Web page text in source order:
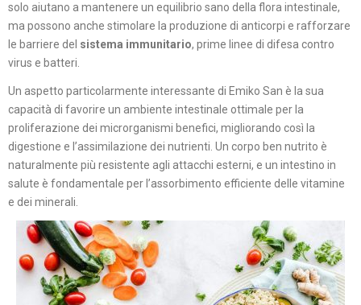
solo aiutano a mantenere un equilibrio sano della flora intestinale,
ma possono anche stimolare la produzione di anticorpi e rafforzare
le barriere del sistema immunitario, prime linee di difesa contro
virus e batteri.
Un aspetto particolarmente interessante di Emiko San è la sua
capacità di favorire un ambiente intestinale ottimale per la
proliferazione dei microrganismi benefici, migliorando così la
digestione e l’assimilazione dei nutrienti. Un corpo ben nutrito è
naturalmente più resistente agli attacchi esterni, e un intestino in
salute è fondamentale per l’assorbimento efficiente delle vitamine
e dei minerali.